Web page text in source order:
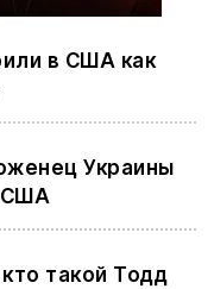
в США как
Украины
США
такой Тодд